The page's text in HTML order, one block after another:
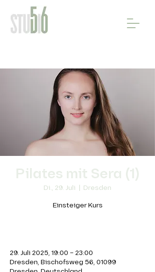
Pilates mit Sera (1)
Di., 29. Juli
  |
Dresden
Einsteiger Kurs
29. Juli 2025, 19:00 – 23:00
Dresden, Bischofsweg 56, 01099